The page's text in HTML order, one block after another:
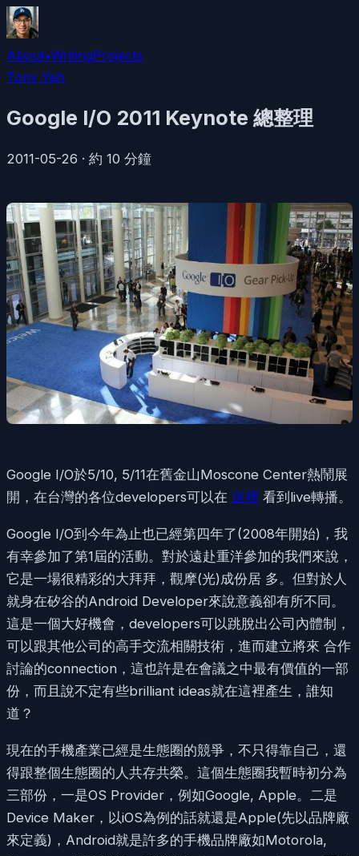
About•WritingProjects
Tony Yeh
Google I/O 2011 Keynote 總整理
2011-05-26 · 約 10 分鐘
Google I/O於5/10, 5/11在舊金山Moscone Center熱鬧展
開，在台灣的各位developers可以在 這裡 看到live轉播。
Google I/O到今年為止也已經第四年了(2008年開始)，我
有幸參加了第1屆的活動。對於遠赴重洋參加的我們來說，
它是一場很精彩的大拜拜，觀摩(光)成份居 多。但對於人
就身在矽谷的Android Developer來說意義卻有所不同。
這是一個大好機會，developers可以跳脫出公司內體制，
可以跟其他公司的高手交流相關技術，進而建立將來 合作
討論的connection，這也許是在會議之中最有價值的一部
份，而且說不定有些brilliant ideas就在這裡產生，誰知
道？
現在的手機產業已經是生態圈的競爭，不只得靠自己，還
得跟整個生態圈的人共存共榮。這個生態圈我暫時初分為
三部份，一是OS Provider，例如Google, Apple。二是
Device Maker，以iOS為例的話就還是Apple(先以品牌廠
來定義)，Android就是許多的手機品牌廠如Motorola,